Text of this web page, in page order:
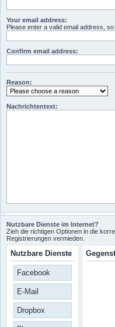
Your email address:
Please enter a valid email address,
Confirm email address:
Reason:
Nachrichtentext:
Nutzbare Dienste im Internet?
Zieh die richtigen Optionen in die
Registrierungen vermieden.
Nutzbare Dienste
Facebook
E-Mail
Dropbox